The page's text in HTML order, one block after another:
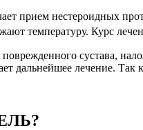
прием нестероидных
температуру. Курс
сустава,
дальнейшее лечение.